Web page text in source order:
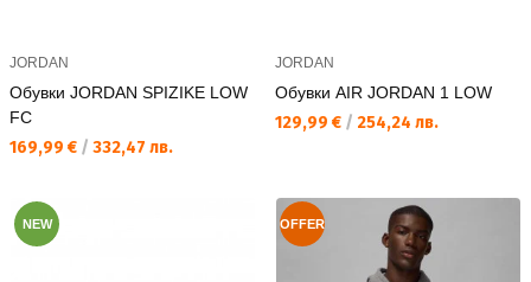
JORDAN
Обувки JORDAN SPIZIKE LOW
FC
Текуща цена:
169,99 € / 332,47 лв.
JORDAN
Обувки AIR JORDAN 1 LOW
Текуща цена:
129,99 € / 254,24 лв.
NEW OFFER